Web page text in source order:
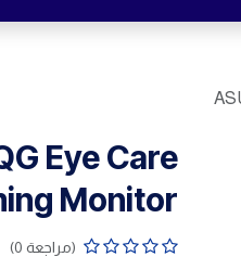
Eye Care
Monitor
(مراجعة 0)